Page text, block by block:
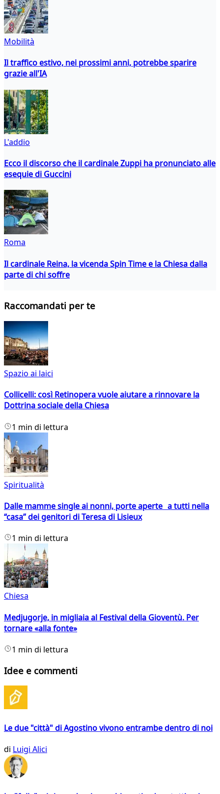
Mobilità
Il traffico estivo, nei prossimi anni, potrebbe sparire
grazie all'IA
L'addio
Ecco il discorso che il cardinale Zuppi ha pronunciato alle
esequie di Guccini
Roma
Il cardinale Reina, la vicenda Spin Time e la Chiesa dalla
parte di chi soffre
Raccomandati per te
Spazio ai laici
Collicelli: così Retinopera vuole aiutare a rinnovare la
Dottrina sociale della Chiesa
1 min di lettura
Spiritualità
Dalle mamme single ai nonni, porte aperte a tutti nella
“casa” dei genitori di Teresa di Lisieux
1 min di lettura
Chiesa
Medjugorje, in migliaia al Festival della Gioventù. Per
tornare «alla fonte»
1 min di lettura
Idee e commenti
Le due "città" di Agostino vivono entrambe dentro di noi
di Luigi Alici